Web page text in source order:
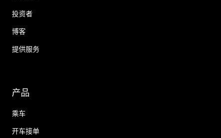
投资者
博客
提供服务
产品
乘车
开车接单